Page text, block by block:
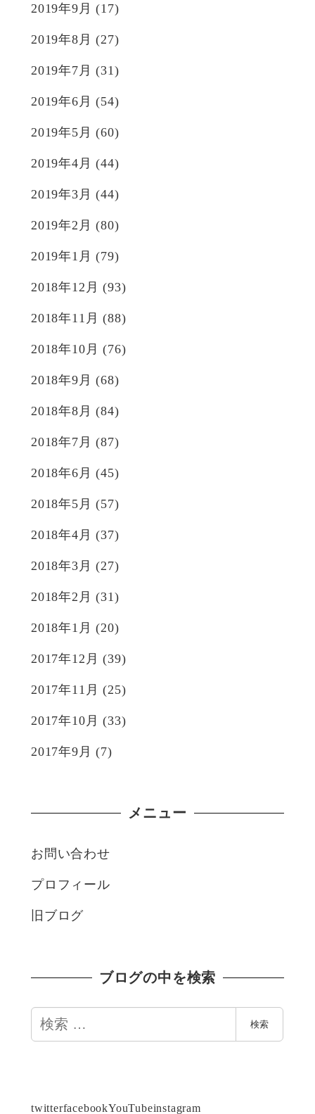
2019年9月 (17)
2019年8月 (27)
2019年7月 (31)
2019年6月 (54)
2019年5月 (60)
2019年4月 (44)
2019年3月 (44)
2019年2月 (80)
2019年1月 (79)
2018年12月 (93)
2018年11月 (88)
2018年10月 (76)
2018年9月 (68)
2018年8月 (84)
2018年7月 (87)
2018年6月 (45)
2018年5月 (57)
2018年4月 (37)
2018年3月 (27)
2018年2月 (31)
2018年1月 (20)
2017年12月 (39)
2017年11月 (25)
2017年10月 (33)
2017年9月 (7)
メニュー
お問い合わせ
プロフィール
旧ブログ
ブログの中を検索
検
索
検索
twitterfacebookYouTubeinstagram